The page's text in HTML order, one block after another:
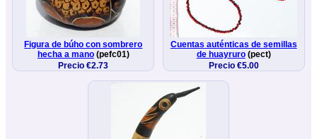
Figura de búho con sombrero
hecha a mano(pefc01)
Precio €2.73
Cuentas auténticas de semillas
de huayruro(pect)
Precio €5.00